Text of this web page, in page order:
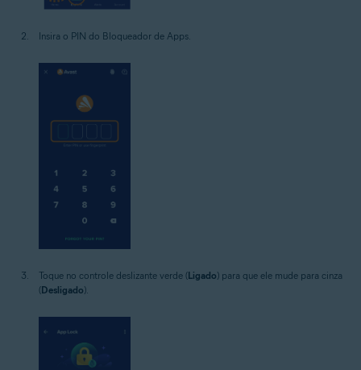
Insira o PIN do Bloqueador de Apps.
Toque no controle deslizante verde (Ligado) para que ele mude para cinza
(Desligado).